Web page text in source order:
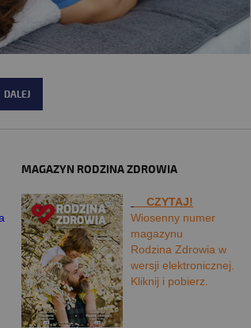
DALEJ
MAGAZYN RODZINA ZDROWIA
CZYTAJ!
Wiosenny numer
magazynu
Rodzina Zdrowia w
wersji elektronicznej.
Kliknij i pobierz.